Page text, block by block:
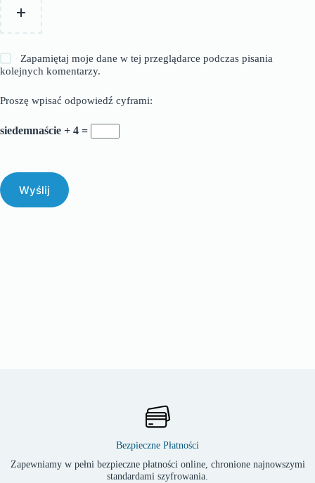
Zapamiętaj moje dane w tej przeglądarce podczas pisania
kolejnych komentarzy.
Proszę wpisać odpowiedź cyframi:
siedemnaście + 4 =
Wyślij
Bezpieczne Płatności
Zapewniamy w pełni bezpieczne płatności online, chronione najnowszymi
standardami szyfrowania.